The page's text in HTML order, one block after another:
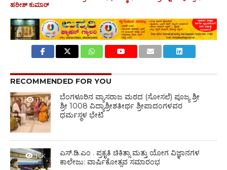
ಹರೀಶ್ ಕುಮಾರ್
RECOMMENDED FOR YOU
1.1K
ಬೆಂಗಳೂರಿನ ವ್ಯಾಸರಾಜ ಮಠದ (ಸೋಸಲೆ) ಪೂಜ್ಯ ಶ್ರೀ
ಶ್ರೀ 1008 ವಿದ್ಯಾಶ್ರೀಶತೀರ್ಥ ಶ್ರೀಪಾದಂಗಳವರ
ಧರ್ಮಸ್ಥಳ ಭೇಟಿ
1.6K
ಎಸ್.ಡಿ.ಎಂ . ಪ್ರಕೃತಿ ಚಿಕಿತ್ಸಾ ಮತ್ತು ಯೋಗ ವಿಜ್ಞಾನಗಳ
ಕಾಲೇಜು: ವಾರ್ಷಿಕೋತ್ಸವ ಸಮಾರಂಭ